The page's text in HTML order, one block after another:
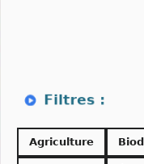
Agriculture